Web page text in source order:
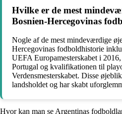
Hvilke er de mest
Bosnien-Hercegovinas
Nogle af de mest mindeværdige
Hercegovinas fodboldhistorie
UEFA Europamesterskabet i
Portugal og kvalifikationen til
Verdensmesterskabet. Disse
landsholdet og har skabt
Hvor kan man se Argentinas